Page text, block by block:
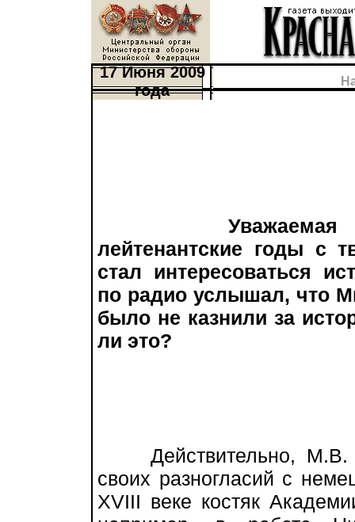
17 Июня 2009
года
лейтенантские годы с
стал интересоваться
по радио услышал, что
было не казнили за
ли это?
Действительно, М.В.
своих разногласий с
XVIII веке костяк